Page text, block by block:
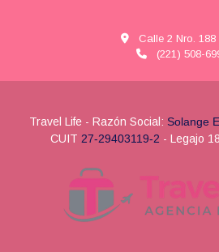
Calle 2 Nro. 188
(221) 508-
Travel Life - Razón Social: Solange
CUIT 27-29403119-2 - Legajo